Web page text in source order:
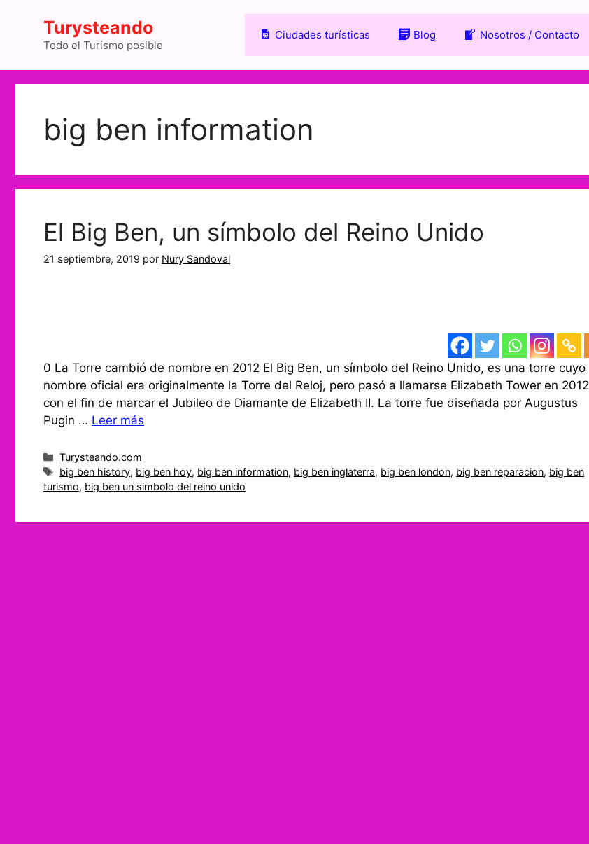
contenido
Turysteando
Todo el Turismo posible
Ciudades turísticas Blog Nosotros / Contacto
big ben information
El Big Ben, un símbolo del Reino Unido
21 septiembre, 2019 por Nury Sandoval
0 La Torre cambió de nombre en 2012 El Big Ben, un símbolo del Reino Unido, es una torre cuyo
nombre oficial era originalmente la Torre del Reloj, pero pasó a llamarse Elizabeth Tower en 2012
con el fin de marcar el Jubileo de Diamante de Elizabeth II. La torre fue diseñada por Augustus
Pugin … Leer más
Categorías
Turysteando.com
Etiquetas
big ben history, big ben hoy, big ben information, big ben inglaterra, big ben london, big ben reparacion, big ben
turismo, big ben un simbolo del reino unido